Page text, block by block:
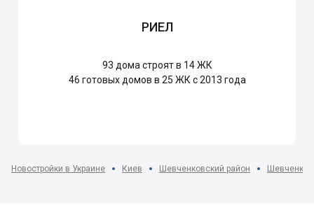
РИЕЛ
93 дома строят в 14 ЖК
46 готовых домов в 25 ЖК с 2013 года
Новостройки в Украине Киев Шевченковский район